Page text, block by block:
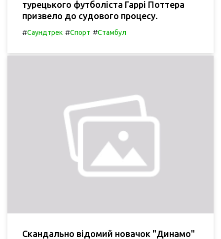
турецького футболіста Гаррі Поттера
призвело до судового процесу.
#Саундтрек #Спорт #Стамбул
Скандально відомий новачок "Динамо"